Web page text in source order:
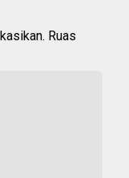
Ruas